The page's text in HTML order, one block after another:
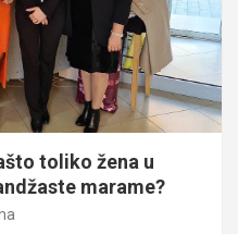
toliko žena u
marame?